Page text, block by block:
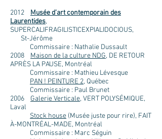
2012 Musée d’art contemporain des
Laurentides,
SUPERCALIFRAGILISTICEXPIALIDOCIOUS,
St-Jérôme
Commissaire : Nathalie Dussault
2008 Maison de la culture NDG, DE RETOUR
APRÈS LA PAUSE, Montréal
Commissaire : Mathieu Lévesque
PAN ! PEINTURE 2, Québec
Commissaire : Paul Brunet
2006 Galerie Verticale, VERT POLYSÉMIQUE,
Laval
Stock house (Musée juste pour rire), FAIT
À-MONTRÉAL-MADE, Montréal
Commissaire : Marc Séguin